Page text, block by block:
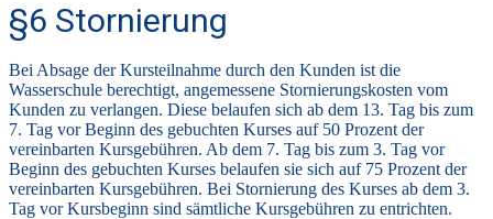
§6 Stornierung
Bei Absage der Kursteilnahme durch den Kunden ist die
Wasserschule berechtigt, angemessene Stornierungskosten vom
Kunden zu verlangen. Diese belaufen sich ab dem 13. Tag bis zum
7. Tag vor Beginn des gebuchten Kurses auf 50 Prozent der
vereinbarten Kursgebühren. Ab dem 7. Tag bis zum 3. Tag vor
Beginn des gebuchten Kurses belaufen sie sich auf 75 Prozent der
vereinbarten Kursgebühren. Bei Stornierung des Kurses ab dem 3.
Tag vor Kursbeginn sind sämtliche Kursgebühren zu entrichten.